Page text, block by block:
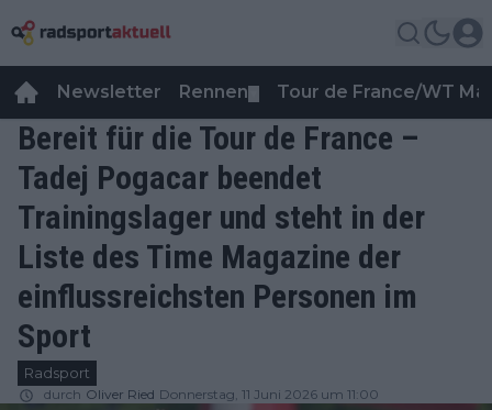
Newsletter Rennen Tour de France/WT
Bereit für die Tour de France –
Tadej Pogacar beendet
Trainingslager und steht in der
Liste des Time Magazine der
einflussreichsten Personen im
Sport
Radsport
durch Oliver Ried Donnerstag, 11 Juni 2026 um 11:00